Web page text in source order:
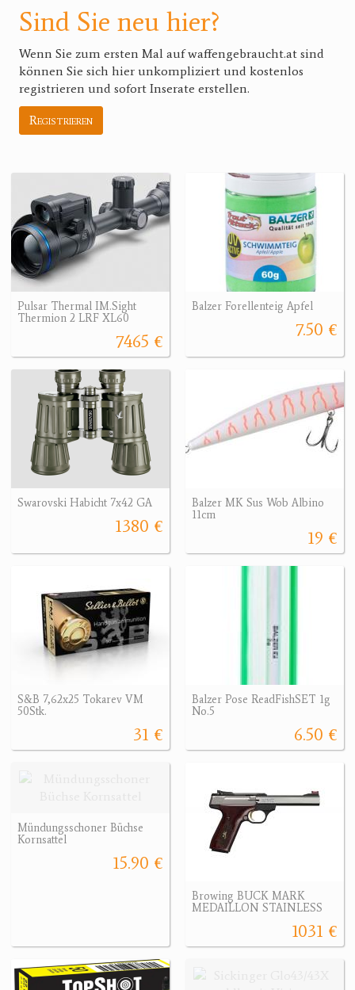
Sind Sie neu hier?
Wenn Sie zum ersten Mal auf waffengebraucht.at sind
können Sie sich hier unkompliziert und kostenlos
registrieren und sofort Inserate erstellen.
Registrieren
Pulsar Thermal IM.Sight
Thermion 2 LRF XL60
7465 €
Balzer Forellenteig Apfel
7.50 €
Swarovski Habicht 7x42 GA
1380 €
Balzer MK Sus Wob Albino
11cm
19 €
S&B 7,62x25 Tokarev VM
50Stk.
31 €
Balzer Pose ReadFishSET 1g
No.5
6.50 €
Mündungsschoner Büchse
Kornsattel
15.90 €
Browing BUCK MARK
MEDAILLON STAINLESS
1031 €